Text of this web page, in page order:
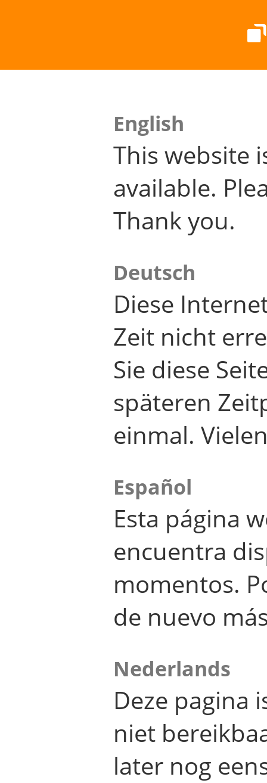
English
This website
available.
Thank you.
Deutsch
Diese
Zeit nicht
Sie diese
späteren
einmal.
Español
Esta página
encuentra
momentos.
de nuevo
Nederlands
Deze pagina
niet
later nog